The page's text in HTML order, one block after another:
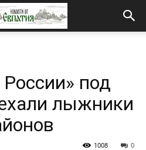
под
лыжники
0
1008